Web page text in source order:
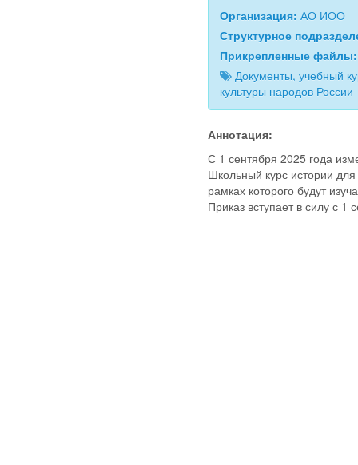
Организация: АО ИОО
Структурное
Прикрепленные
Документы, учебный
культуры народов России
Аннотация:
С 1 сентября 2025 года
Школьный курс истории
рамках которого будут
Приказ вступает в силу с 1